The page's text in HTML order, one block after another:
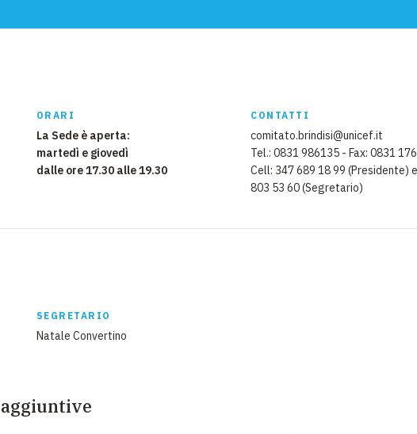
ORARI
La Sede è aperta:
martedì e giovedì
dalle ore 17.30 alle 19.30
CONTATTI
comitato.brindisi@unicef.it
Tel.: 0831 986135 - Fax: 0831
Cell: 347 689 18 99 (Presidente)
803 53 60 (Segretario)
SEGRETARIO
Natale Convertino